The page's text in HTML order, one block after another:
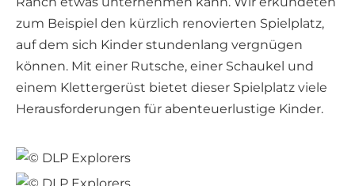
zum Beispiel den kürzlich renovierten Spielplatz,
auf dem sich Kinder stundenlang vergnügen
können. Mit einer Rutsche, einer Schaukel und
einem Klettergerüst bietet dieser Spielplatz viele
Herausforderungen für abenteuerlustige Kinder.